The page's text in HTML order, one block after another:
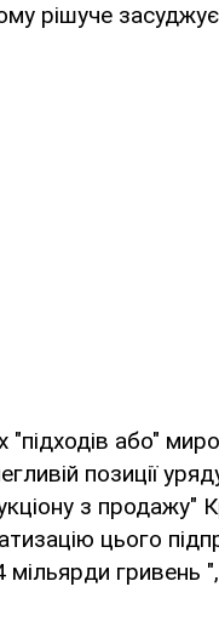
рішуче
або"
позиції
з продажу"
цього
гривень